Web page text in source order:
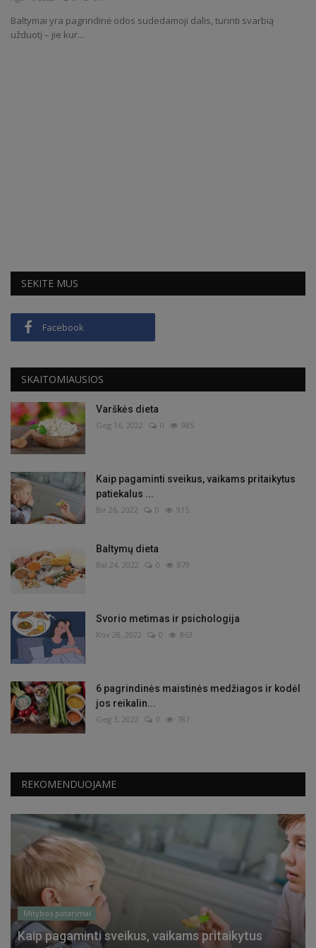
Receptai
Baltymai yra pagrindinė odos sudedamoji dalis, turinti svarbią
užduotį – jie kur...
SEKITE MUS
Facebook
SKAITOMIAUSIOS
Varškės dieta
Geg 16, 2022 0 985
Kaip pagaminti sveikus, vaikams pritaikytus
patiekalus ...
Bir 26, 2022 0 915
Baltymų dieta
Bal 24, 2022 0 879
Svorio metimas ir psichologija
Kov 28, 2022 0 863
6 pagrindinės maistinės medžiagos ir kodėl
jos reikalin...
Geg 3, 2022 0 787
REKOMENDUOJAME
Mitybos patarimai
Kaip pagaminti sveikus, vaikams pritaikytus